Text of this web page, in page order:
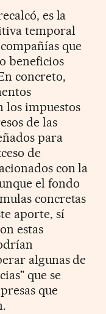
es la
temporal
que
beneficios
concreto,
los impuestos
de las
para
de
con la
el fondo
concretas
aporte, sí
estas
algunas de
que se
que